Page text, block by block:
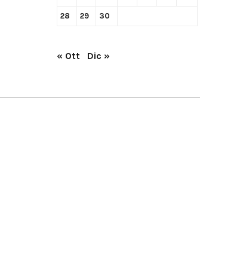
28 29 30
« Ott Dic »